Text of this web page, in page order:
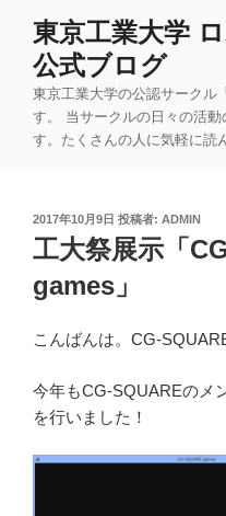
東京工業大学
公式ブログ
東京工業大学の公認サークル
す。 当サークルの日々の活
す。たくさんの人に気軽に読
投
稿
日:
2017年10月9日 投稿者: ADMIN
工大祭展示「
games」
こんばんは。CG-
今年もCG-SQUAREのメ
を行いました！